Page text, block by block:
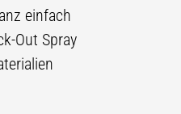
einfach
Out Spray